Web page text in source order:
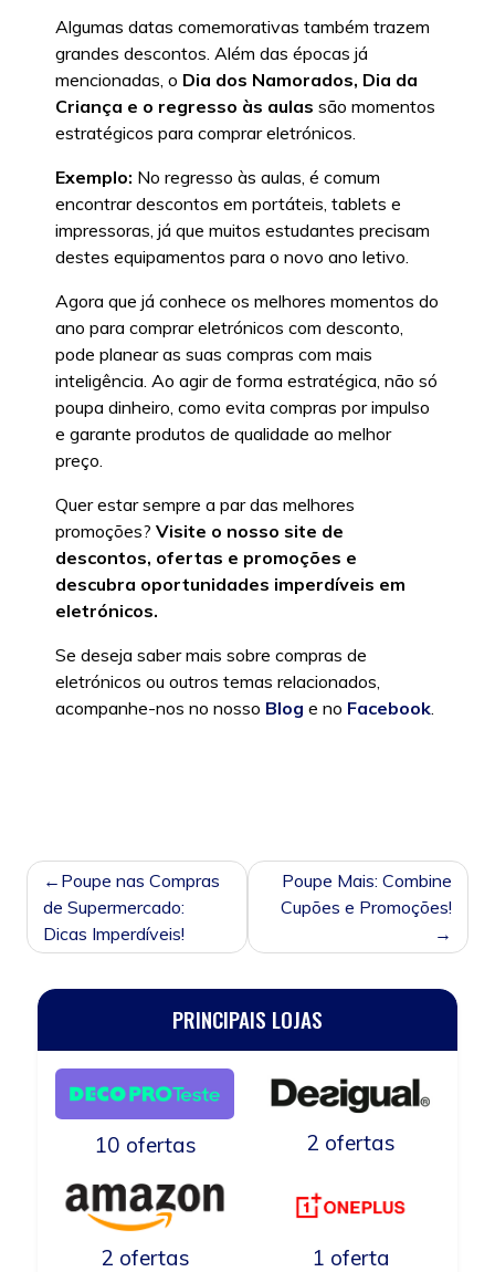
Algumas datas comemorativas também trazem
grandes descontos. Além das épocas já
mencionadas, o Dia dos Namorados, Dia da
Criança e o regresso às aulas são momentos
estratégicos para comprar eletrónicos.
Exemplo: No regresso às aulas, é comum
encontrar descontos em portáteis, tablets e
impressoras, já que muitos estudantes precisam
destes equipamentos para o novo ano letivo.
Agora que já conhece os melhores momentos do
ano para comprar eletrónicos com desconto,
pode planear as suas compras com mais
inteligência. Ao agir de forma estratégica, não só
poupa dinheiro, como evita compras por impulso
e garante produtos de qualidade ao melhor
preço.
Quer estar sempre a par das melhores
promoções? Visite o nosso site de
descontos, ofertas e promoções e
descubra oportunidades imperdíveis em
eletrónicos.
Se deseja saber mais sobre compras de
eletrónicos ou outros temas relacionados,
acompanhe-nos no nosso Blog e no Facebook.
NAVEGAÇÃO
DE
POST
Poupe nas Compras
de Supermercado:
Dicas Imperdíveis!
Poupe Mais: Combine
Cupões e Promoções!
PRINCIPAIS LOJAS
10 ofertas 2 ofertas
2 ofertas 1 oferta